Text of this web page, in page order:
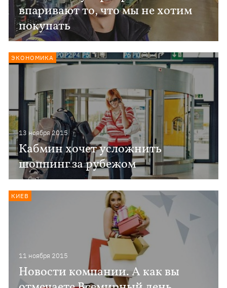
впаривают то, что мы не хотим
покупать
13 ноября 2015
Кабмин хочет усложнить
шоппинг за рубежом
ЭКОНОМИКА
11 ноября 2015
Новости компании. А как вы
КИЕВ